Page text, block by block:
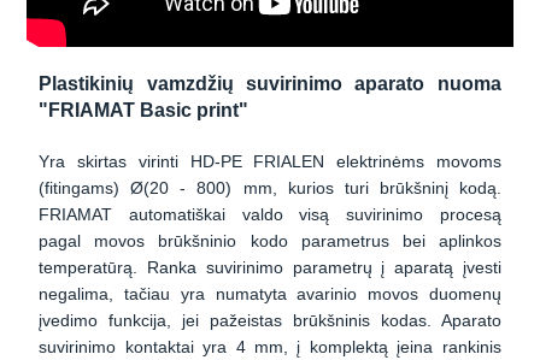
Plastikinių vamzdžių suvirinimo aparato nuoma
"FRIAMAT Basic print"
Yra skirtas virinti HD-PE FRIALEN elektrinėms movoms
(fitingams) Ø(20 - 800) mm, kurios turi brūkšninį kodą.
FRIAMAT automatiškai valdo visą suvirinimo procesą
pagal movos brūkšninio kodo parametrus bei aplinkos
temperatūrą. Ranka suvirinimo parametrų į aparatą įvesti
negalima, tačiau yra numatyta avarinio movos duomenų
įvedimo funkcija, jei pažeistas brūkšninis kodas. Aparato
suvirinimo kontaktai yra 4 mm, į komplektą įeina rankinis